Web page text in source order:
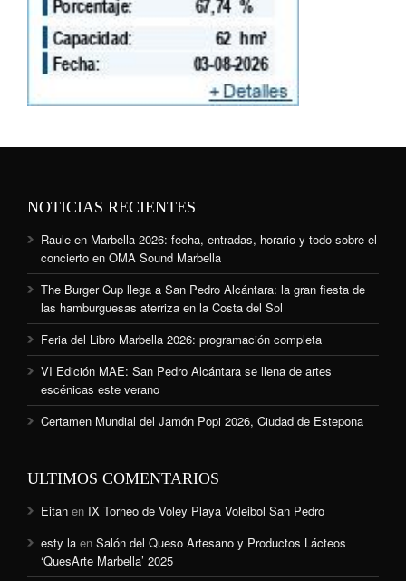
NOTICIAS RECIENTES
Raule en Marbella 2026: fecha, entradas, horario y todo sobre el
concierto en OMA Sound Marbella
The Burger Cup llega a San Pedro Alcántara: la gran fiesta de
las hamburguesas aterriza en la Costa del Sol
Feria del Libro Marbella 2026: programación completa
VI Edición MAE: San Pedro Alcántara se llena de artes
escénicas este verano
Certamen Mundial del Jamón Popi 2026, Ciudad de Estepona
ULTIMOS COMENTARIOS
Eitan en IX Torneo de Voley Playa Voleibol San Pedro
esty la en Salón del Queso Artesano y Productos Lácteos
‘QuesArte Marbella’ 2025